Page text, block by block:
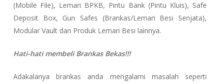
(Mobile File), Lemari BPKB, Pintu Bank (Pintu Kluis), Safe
Deposit Box, Gun Safes (Brankas/Lemari Besi Senjata),
Modular Vault dan Produk Lemari Besi lainnya.
Hati-hati membeli Brankas Bekas!!!
Adakalanya brankas anda mengalami masalah seperti